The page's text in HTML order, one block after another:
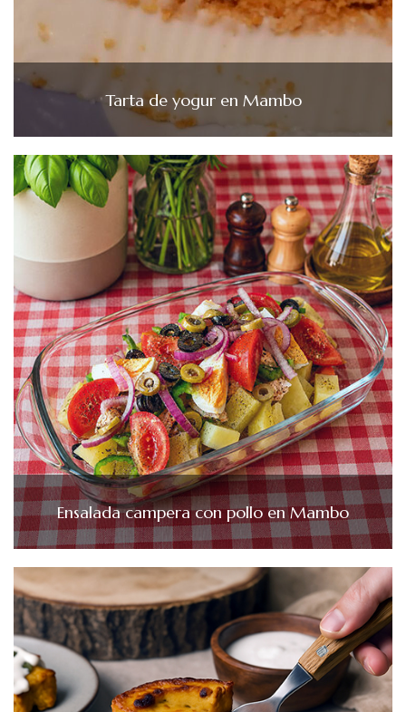
Tarta de yogur en Mambo
Ensalada campera con pollo en Mambo